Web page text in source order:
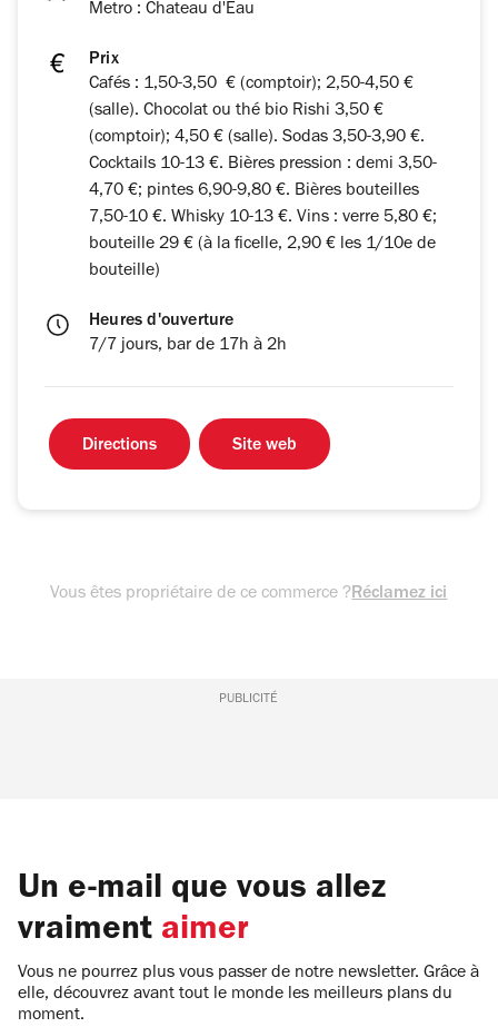
Metro : Chateau d'Eau
Prix
Cafés : 1,50-3,50 € (comptoir); 2,50-4,50 €
(salle). Chocolat ou thé bio Rishi 3,50 €
(comptoir); 4,50 € (salle). Sodas 3,50-3,90 €.
Cocktails 10-13 €. Bières pression : demi 3,50-
4,70 €; pintes 6,90-9,80 €. Bières bouteilles
7,50-10 €. Whisky 10-13 €. Vins : verre 5,80 €;
bouteille 29 € (à la ficelle, 2,90 € les 1/10e de
bouteille)
Heures d'ouverture
7/7 jours, bar de 17h à 2h
Directions Site web
Vous êtes propriétaire de ce commerce ?Réclamez ici
PUBLICITÉ
Un e-mail que vous allez
vraiment aimer
Vous ne pourrez plus vous passer de notre newsletter. Grâce à
elle, découvrez avant tout le monde les meilleurs plans du
moment.